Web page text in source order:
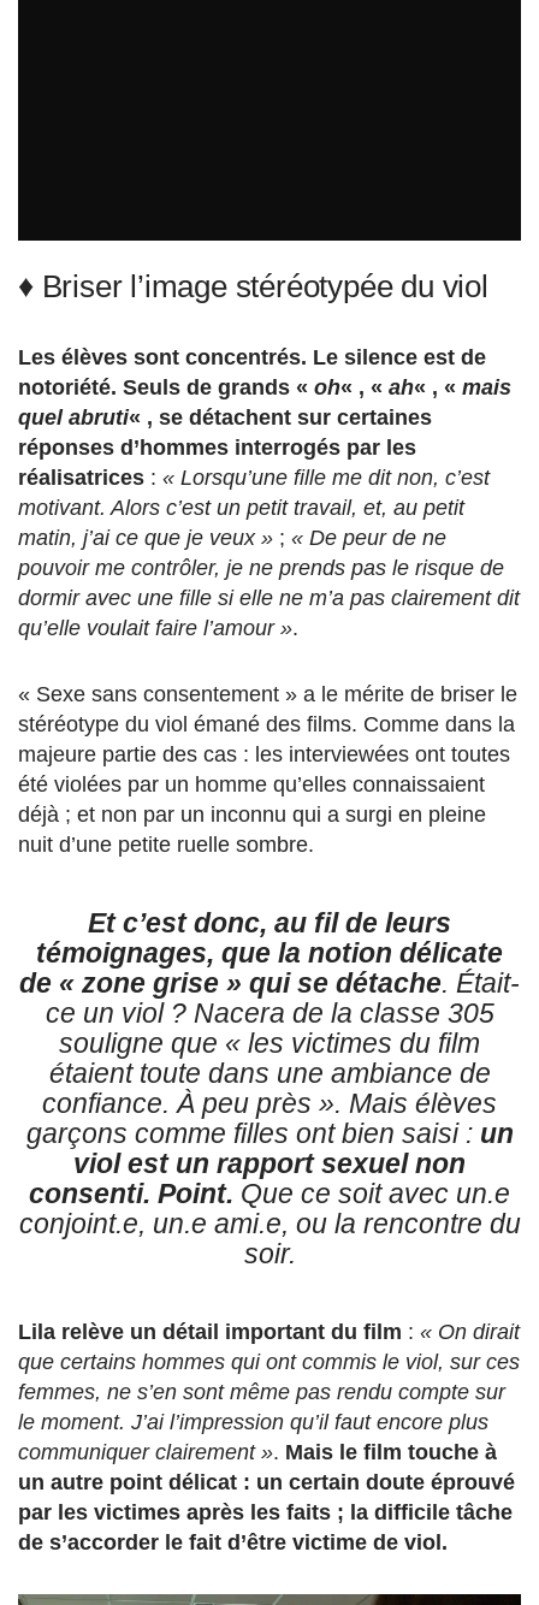
♦ Briser l’image stéréotypée du viol
Les élèves sont concentrés. Le silence est de
notoriété. Seuls de grands « oh« , « ah« , « mais
quel abruti« , se détachent sur certaines
réponses d’hommes interrogés par les
réalisatrices : « Lorsqu’une fille me dit non, c’est
motivant. Alors c’est un petit travail, et, au petit
matin, j’ai ce que je veux » ; « De peur de ne
pouvoir me contrôler, je ne prends pas le risque de
dormir avec une fille si elle ne m’a pas clairement dit
qu’elle voulait faire l’amour ».
« Sexe sans consentement » a le mérite de briser le
stéréotype du viol émané des films. Comme dans la
majeure partie des cas : les interviewées ont toutes
été violées par un homme qu’elles connaissaient
déjà ; et non par un inconnu qui a surgi en pleine
nuit d’une petite ruelle sombre.
Et c’est donc, au fil de leurs
témoignages, que la notion délicate
de « zone grise » qui se détache. Était-
ce un viol ? Nacera de la classe 305
souligne que « les victimes du film
étaient toute dans une ambiance de
confiance. À peu près ». Mais élèves
garçons comme filles ont bien saisi : un
viol est un rapport sexuel non
consenti. Point. Que ce soit avec un.e
conjoint.e, un.e ami.e, ou la rencontre du
soir.
Lila relève un détail important du film : « On dirait
que certains hommes qui ont commis le viol, sur ces
femmes, ne s’en sont même pas rendu compte sur
le moment. J’ai l’impression qu’il faut encore plus
communiquer clairement ». Mais le film touche à
un autre point délicat : un certain doute éprouvé
par les victimes après les faits ; la difficile tâche
de s’accorder le fait d’être victime de viol.